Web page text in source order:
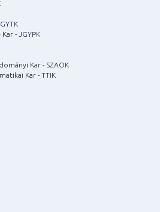
- JGYPK
Kar - SZAOK
Kar - TTIK